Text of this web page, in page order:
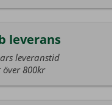
leverans
leveranstid
800kr